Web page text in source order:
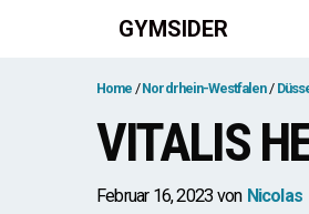
GYMSIDER
Home Nordrhein-Westfalen
VITALIS
Februar 16, 2023 von Nicolas